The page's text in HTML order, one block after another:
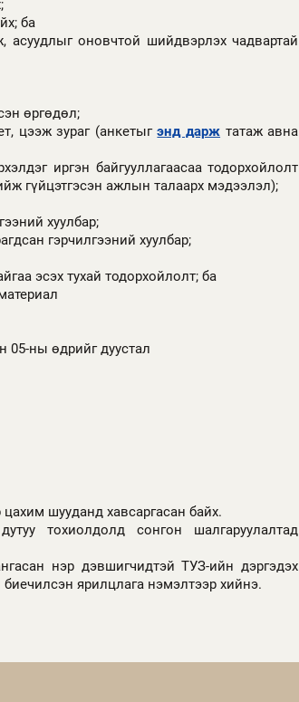
ба
оновчтой шийдвэрлэх чадвартай
өргөдөл;
цээж зураг (анкетыг энд дарж татаж авна
иргэн байгууллагаасаа тодорхойлолт
гүйцэтгэсэн ажлын талаарх мэдээлэл);
хуулбар;
гэрчилгээний хуулбар;
эсэх тухай тодорхойлолт; ба
05-ны өдрийг дуустал
шууданд хавсаргасан байх.
тохиолдолд сонгон шалгаруулалтад
нэр дэвшигчидтэй ТУЗ-ийн дэргэдэх
ярилцлага нэмэлтээр хийнэ.